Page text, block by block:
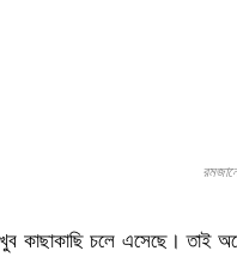
কাছাকাছি চলে এসেছে। তাই